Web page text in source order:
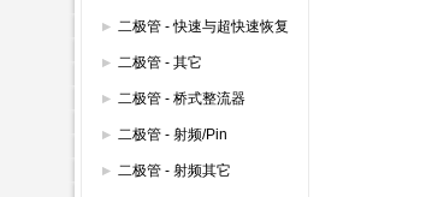
流器 (600V以上)
二极管 - 快速与超快速恢复
整流器 600V以下
二极管 - 其它
二极管 - 桥式整流器
二极管 - 射频/Pin
二极管 - 射频其它